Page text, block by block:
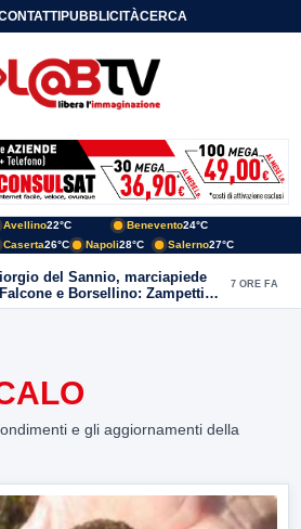
PUBBLICITÀCERCA
Avellino22°C Benevento24°C
Caserta26°C Napoli28°C Salerno27°C
del Sannio, marciapiede
e Borsellino: Zampetti e
replicano alle polemiche
7 ORE FA
e gli aggiornamenti della